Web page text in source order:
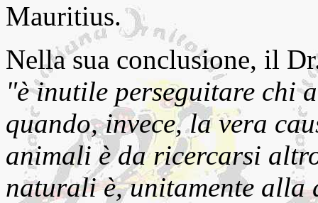
Mauritius.
Nella sua conclusione, il
"è inutile perseguitare chi
quando, invece, la vera
animali è da ricercarsi
naturali è, unitamente alla